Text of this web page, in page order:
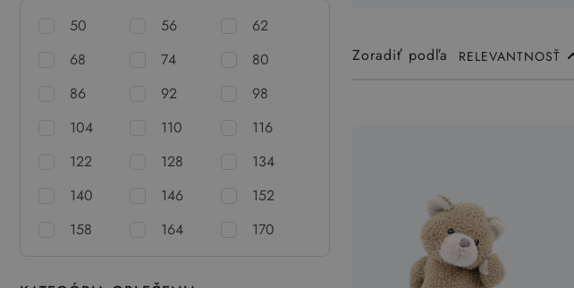
50 56
62
68
74
80
86
92
98
104
110
116
122
128
134
140
146
152
158
164 170
Zoradiť podľa RELEVANTNOSŤ